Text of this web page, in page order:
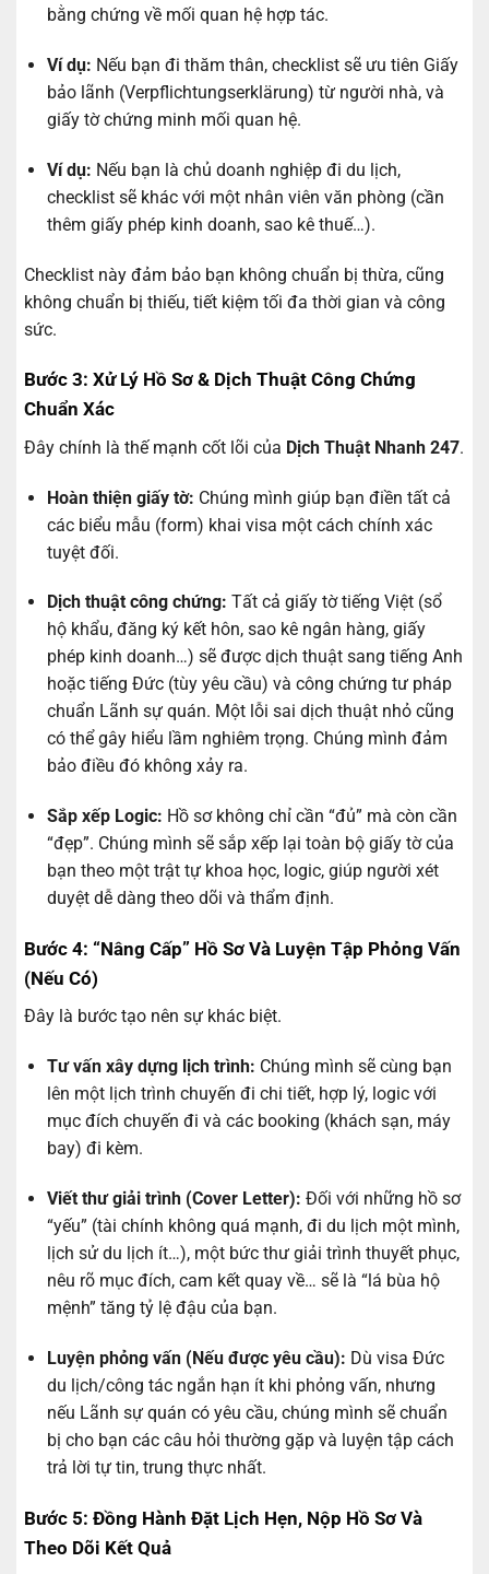
bằng chứng về mối quan hệ hợp tác.
Ví dụ: Nếu bạn đi thăm thân, checklist sẽ ưu tiên Giấy
bảo lãnh (Verpflichtungserklärung) từ người nhà, và
giấy tờ chứng minh mối quan hệ.
Ví dụ: Nếu bạn là chủ doanh nghiệp đi du lịch,
checklist sẽ khác với một nhân viên văn phòng (cần
thêm giấy phép kinh doanh, sao kê thuế…).
Checklist này đảm bảo bạn không chuẩn bị thừa, cũng
không chuẩn bị thiếu, tiết kiệm tối đa thời gian và công
sức.
Bước 3: Xử Lý Hồ Sơ & Dịch Thuật Công Chứng
Chuẩn Xác
Đây chính là thế mạnh cốt lõi của Dịch Thuật Nhanh 247.
Hoàn thiện giấy tờ: Chúng mình giúp bạn điền tất cả
các biểu mẫu (form) khai visa một cách chính xác
tuyệt đối.
Dịch thuật công chứng: Tất cả giấy tờ tiếng Việt (sổ
hộ khẩu, đăng ký kết hôn, sao kê ngân hàng, giấy
phép kinh doanh…) sẽ được dịch thuật sang tiếng Anh
hoặc tiếng Đức (tùy yêu cầu) và công chứng tư pháp
chuẩn Lãnh sự quán. Một lỗi sai dịch thuật nhỏ cũng
có thể gây hiểu lầm nghiêm trọng. Chúng mình đảm
bảo điều đó không xảy ra.
Sắp xếp Logic: Hồ sơ không chỉ cần “đủ” mà còn cần
“đẹp”. Chúng mình sẽ sắp xếp lại toàn bộ giấy tờ của
bạn theo một trật tự khoa học, logic, giúp người xét
duyệt dễ dàng theo dõi và thẩm định.
Bước 4: “Nâng Cấp” Hồ Sơ Và Luyện Tập Phỏng Vấn
(Nếu Có)
Đây là bước tạo nên sự khác biệt.
Tư vấn xây dựng lịch trình: Chúng mình sẽ cùng bạn
lên một lịch trình chuyến đi chi tiết, hợp lý, logic với
mục đích chuyến đi và các booking (khách sạn, máy
bay) đi kèm.
Viết thư giải trình (Cover Letter): Đối với những hồ sơ
“yếu” (tài chính không quá mạnh, đi du lịch một mình,
lịch sử du lịch ít…), một bức thư giải trình thuyết phục,
nêu rõ mục đích, cam kết quay về… sẽ là “lá bùa hộ
mệnh” tăng tỷ lệ đậu của bạn.
Luyện phỏng vấn (Nếu được yêu cầu): Dù visa Đức
du lịch/công tác ngắn hạn ít khi phỏng vấn, nhưng
nếu Lãnh sự quán có yêu cầu, chúng mình sẽ chuẩn
bị cho bạn các câu hỏi thường gặp và luyện tập cách
trả lời tự tin, trung thực nhất.
Bước 5: Đồng Hành Đặt Lịch Hẹn, Nộp Hồ Sơ Và
Theo Dõi Kết Quả